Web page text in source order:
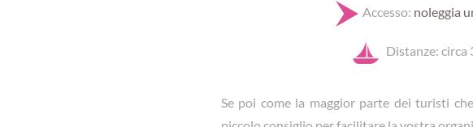
Accesso: noleggia
Distanze: circa
Se poi come la maggior parte dei turisti